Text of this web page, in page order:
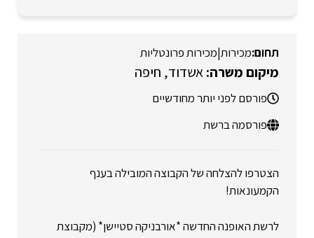
מכירות|מכירות פרונטליות
אשדוד חיפה
פורסם לפני יותר מחודשיים
פורסמה ברשת
הצטרפו להצלחה של הקבוצה המובילה בענף
הקמעונאות!
לרשת האופנה החדשה *אורבניקה סטיישן* (מקבוצת